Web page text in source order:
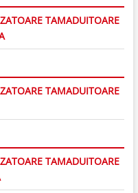
TAMADUITOARE
TAMADUITOARE
TAMADUITOARE